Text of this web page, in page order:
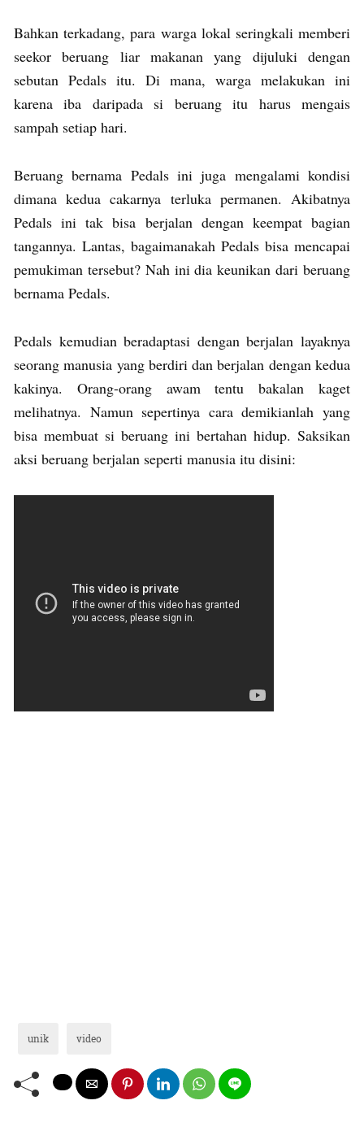
Bahkan terkadang, para warga lokal seringkali memberi
seekor beruang liar makanan yang dijuluki dengan
sebutan Pedals itu. Di mana, warga melakukan ini
karena iba daripada si beruang itu harus mengais
sampah setiap hari.
Beruang bernama Pedals ini juga mengalami kondisi
dimana kedua cakarnya terluka permanen. Akibatnya
Pedals ini tak bisa berjalan dengan keempat bagian
tangannya. Lantas, bagaimanakah Pedals bisa mencapai
pemukiman tersebut? Nah ini dia keunikan dari beruang
bernama Pedals.
Pedals kemudian beradaptasi dengan berjalan layaknya
seorang manusia yang berdiri dan berjalan dengan kedua
kakinya. Orang-orang awam tentu bakalan kaget
melihatnya. Namun sepertinya cara demikianlah yang
bisa membuat si beruang ini bertahan hidup. Saksikan
aksi beruang berjalan seperti manusia itu disini:
unik video